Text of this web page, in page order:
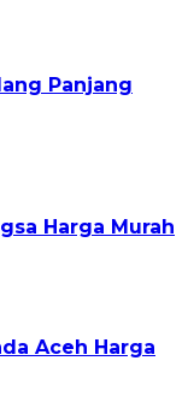
Panjang
Harga Murah
Aceh Harga